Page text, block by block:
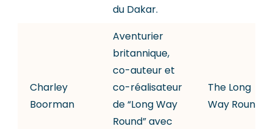
du Dakar.
Charley
Boorman
Aventurier
britannique,
co-auteur et
co-réalisateur
de “Long Way
Round” avec
The Long
Way Round